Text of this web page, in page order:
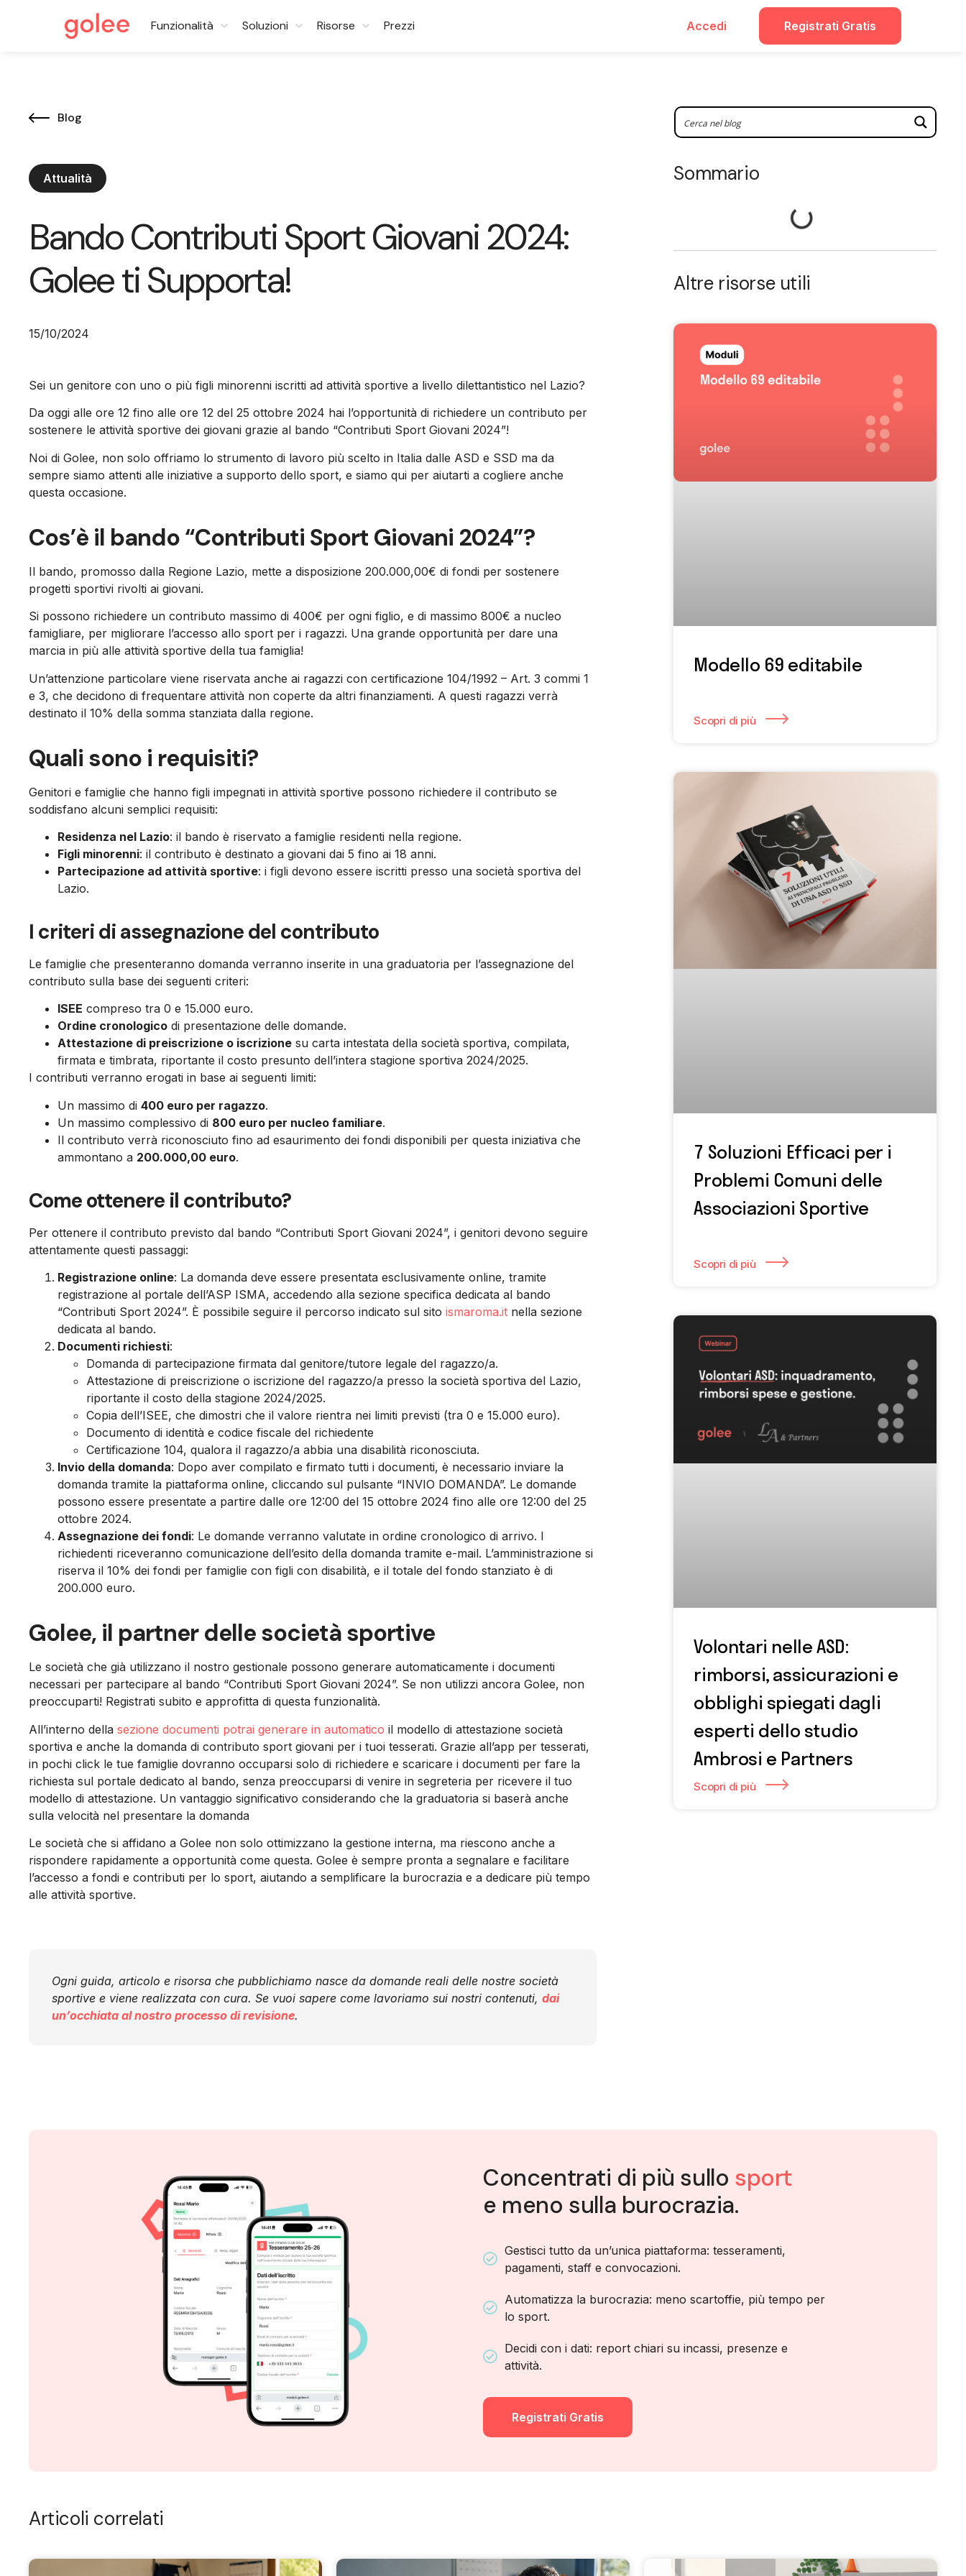
Funzionalità Soluzioni Risorse Prezzi Accedi Registrati Gratis
Blog
Attualità
Bando Contributi Sport Giovani 2024:
Golee ti Supporta!
15/10/2024
Sei un genitore con uno o più figli minorenni iscritti ad attività sportive a livello dilettantistico nel Lazio?
Da oggi alle ore 12 fino alle ore 12 del 25 ottobre 2024 hai l’opportunità di richiedere un contributo per
sostenere le attività sportive dei giovani grazie al bando “Contributi Sport Giovani 2024”!
Noi di Golee, non solo offriamo lo strumento di lavoro più scelto in Italia dalle ASD e SSD ma da
sempre siamo attenti alle iniziative a supporto dello sport, e siamo qui per aiutarti a cogliere anche
questa occasione.
Cos’è il bando “Contributi Sport Giovani 2024”?
Il bando, promosso dalla Regione Lazio, mette a disposizione 200.000,00€ di fondi per sostenere
progetti sportivi rivolti ai giovani.
Si possono richiedere un contributo massimo di 400€ per ogni figlio, e di massimo 800€ a nucleo
famigliare, per migliorare l’accesso allo sport per i ragazzi. Una grande opportunità per dare una
marcia in più alle attività sportive della tua famiglia!
Un’attenzione particolare viene riservata anche ai ragazzi con certificazione 104/1992 – Art. 3 commi 1
e 3, che decidono di frequentare attività non coperte da altri finanziamenti. A questi ragazzi verrà
destinato il 10% della somma stanziata dalla regione.
Quali sono i requisiti?
Genitori e famiglie che hanno figli impegnati in attività sportive possono richiedere il contributo se
soddisfano alcuni semplici requisiti:
Residenza nel Lazio: il bando è riservato a famiglie residenti nella regione.
Figli minorenni: il contributo è destinato a giovani dai 5 fino ai 18 anni.
Partecipazione ad attività sportive: i figli devono essere iscritti presso una società sportiva del
Lazio.
I criteri di assegnazione del contributo
Le famiglie che presenteranno domanda verranno inserite in una graduatoria per l’assegnazione del
contributo sulla base dei seguenti criteri:
ISEE compreso tra 0 e 15.000 euro.
Ordine cronologico di presentazione delle domande.
Attestazione di preiscrizione o iscrizione su carta intestata della società sportiva, compilata,
firmata e timbrata, riportante il costo presunto dell’intera stagione sportiva 2024/2025.
I contributi verranno erogati in base ai seguenti limiti:
Un massimo di 400 euro per ragazzo.
Un massimo complessivo di 800 euro per nucleo familiare.
Il contributo verrà riconosciuto fino ad esaurimento dei fondi disponibili per questa iniziativa che
ammontano a 200.000,00 euro.
Come ottenere il contributo?
Per ottenere il contributo previsto dal bando “Contributi Sport Giovani 2024”, i genitori devono seguire
attentamente questi passaggi:
Registrazione online: La domanda deve essere presentata esclusivamente online, tramite
registrazione al portale dell’ASP ISMA, accedendo alla sezione specifica dedicata al bando
“Contributi Sport 2024”. È possibile seguire il percorso indicato sul sito ismaroma.it nella sezione
dedicata al bando.
Documenti richiesti:
Domanda di partecipazione firmata dal genitore/tutore legale del ragazzo/a.
Attestazione di preiscrizione o iscrizione del ragazzo/a presso la società sportiva del Lazio,
riportante il costo della stagione 2024/2025.
Copia dell’ISEE, che dimostri che il valore rientra nei limiti previsti (tra 0 e 15.000 euro).
Documento di identità e codice fiscale del richiedente
Certificazione 104, qualora il ragazzo/a abbia una disabilità riconosciuta.
Invio della domanda: Dopo aver compilato e firmato tutti i documenti, è necessario inviare la
domanda tramite la piattaforma online, cliccando sul pulsante “INVIO DOMANDA”. Le domande
possono essere presentate a partire dalle ore 12:00 del 15 ottobre 2024 fino alle ore 12:00 del 25
ottobre 2024.
Assegnazione dei fondi: Le domande verranno valutate in ordine cronologico di arrivo. I
richiedenti riceveranno comunicazione dell’esito della domanda tramite e-mail. L’amministrazione si
riserva il 10% dei fondi per famiglie con figli con disabilità, e il totale del fondo stanziato è di
200.000 euro.
Golee, il partner delle società sportive
Le società che già utilizzano il nostro gestionale possono generare automaticamente i documenti
necessari per partecipare al bando “Contributi Sport Giovani 2024”. Se non utilizzi ancora Golee, non
preoccuparti! Registrati subito e approfitta di questa funzionalità.
All’interno della sezione documenti potrai generare in automatico il modello di attestazione società
sportiva e anche la domanda di contributo sport giovani per i tuoi tesserati. Grazie all’app per tesserati,
in pochi click le tue famiglie dovranno occuparsi solo di richiedere e scaricare i documenti per fare la
richiesta sul portale dedicato al bando, senza preoccuparsi di venire in segreteria per ricevere il tuo
modello di attestazione. Un vantaggio significativo considerando che la graduatoria si baserà anche
sulla velocità nel presentare la domanda
Le società che si affidano a Golee non solo ottimizzano la gestione interna, ma riescono anche a
rispondere rapidamente a opportunità come questa. Golee è sempre pronta a segnalare e facilitare
l’accesso a fondi e contributi per lo sport, aiutando a semplificare la burocrazia e a dedicare più tempo
alle attività sportive.
Ogni guida, articolo e risorsa che pubblichiamo nasce da domande reali delle nostre società
sportive e viene realizzata con cura. Se vuoi sapere come lavoriamo sui nostri contenuti, dai
un’occhiata al nostro processo di revisione.
Sommario
Altre risorse utili
Modello 69 editabile
Scopri di più
7 Soluzioni Efficaci per i
Problemi Comuni delle
Associazioni Sportive
Scopri di più
Volontari nelle ASD:
rimborsi, assicurazioni e
obblighi spiegati dagli
esperti dello studio
Ambrosi e Partners
Scopri di più
Concentrati di più sullo sport
e meno sulla burocrazia.
Gestisci tutto da un’unica piattaforma: tesseramenti,
pagamenti, staff e convocazioni.
Automatizza la burocrazia: meno scartoffie, più tempo per
lo sport.
Decidi con i dati: report chiari su incassi, presenze e
attività.
Registrati Gratis
Articoli correlati